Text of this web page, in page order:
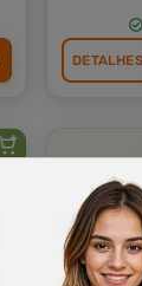
DETALHES